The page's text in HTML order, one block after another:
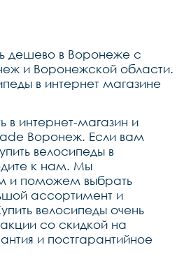
pro,
fit
csm52,
pp
kg
дешево в Воронеже с
и Воронежской области.
в интернет магазине
в интернет-магазин и
Воронеж. Если вам
велосипеды в
к нам. Мы
и поможем выбрать
ассортимент и
велосипеды очень
со скидкой на
и постгарантийное